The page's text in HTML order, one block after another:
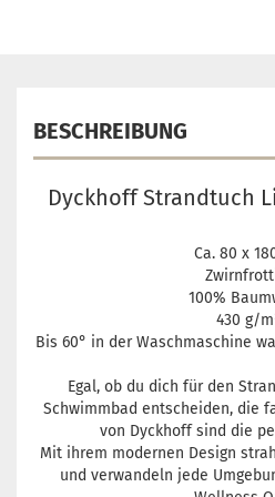
BESCHREIBUNG
Dyckhoff Strandtuch
Ca. 80 x
100%
430 g/
Bis 60° in der Waschmaschine
Egal, ob du dich für den
Schwimmbad entscheiden, die
von Dyckhoff sind die
Mit ihrem modernen Design
und verwandeln jede